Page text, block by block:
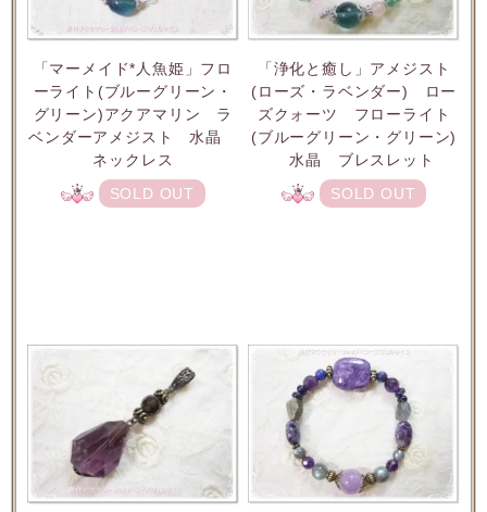
「マーメイド*人魚姫」フロ
ーライト(ブルーグリーン・
グリーン)アクアマリン ラ
ベンダーアメジスト 水晶
ネックレス
SOLD OUT
「浄化と癒し」アメジスト
(ローズ・ラベンダー) ロー
ズクォーツ フローライト
(ブルーグリーン・グリーン)
水晶 ブレスレット
SOLD OUT